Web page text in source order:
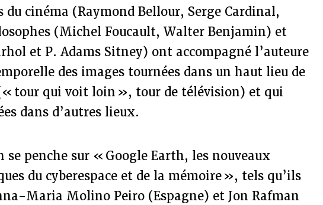
du cinéma (Raymond Bellour, Serge Cardinal,
(Michel Foucault, Walter Benjamin) et
et P. Adams Sitney) ont accompagné l’auteure
des images tournées dans un haut lieu de
tour qui voit loin », tour de télévision) et qui
dans d’autres lieux.
penche sur « Google Earth, les nouveaux
du cyberespace et de la mémoire », tels qu’ils
Maria Molino Peiro (Espagne) et Jon Rafman